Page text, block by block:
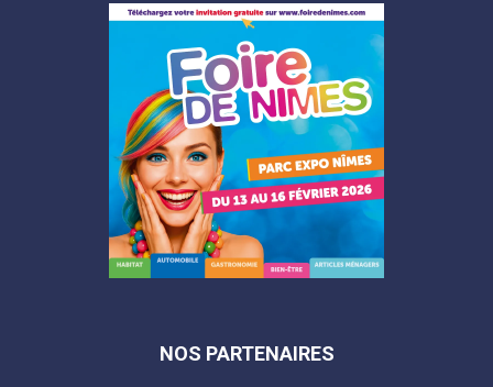
NOS PARTENAIRES